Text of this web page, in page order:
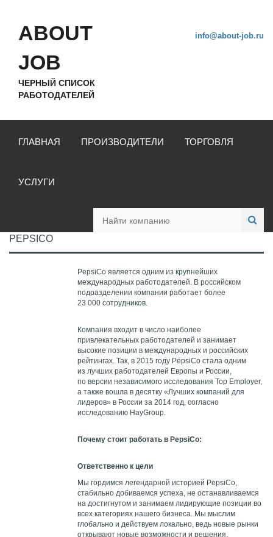
ABOUT
JOB
ЧЕРНЫЙ СПИСОК
РАБОТОДАТЕЛЕЙ
info@about-job.ru
ГЛАВНАЯ ПРОИЗВОДИТЕЛИ ТОРГОВЛЯ
УСЛУГИ
PEPSICO
PepsiCo является одним из крупнейших
международных работодателей. В российском
подразделении компании работает более
23 000 сотрудников.
Компания входит в число наиболее
привлекательных работодателей и занимает
высокие позиции в международных и российских
рейтингах. Так, в 2015 году PepsiCo стала одним
из лучших работодателей Европы и России,
по версии независимого исследования Top Employer,
а также вошла в десятку «Лучших компаний для
лидеров» в России за 2014 год, согласно
исследованию HayGroup.
Почему стоит работать в PepsiCo:
Ответственно к цели
Мы гордимся легендарной историей PepsiCo,
стабильно добиваемся успеха, не останавливаемся
на достигнутом и занимаем лидирующие позиции во
всех категориях нашего бизнеса. Мы мыслим
глобально и действуем локально, ведь новые рынки
открывают новые возможности и решения.